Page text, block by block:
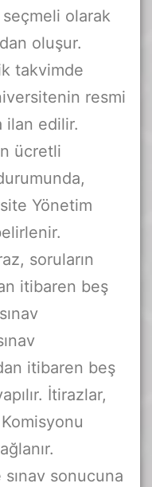
olarak
oluşur.
takvimde
resmi
ilan edilir.
ücretli
Yönetim
soruların
itibaren beş
itibaren beş
İtirazlar,
sınav sonucuna